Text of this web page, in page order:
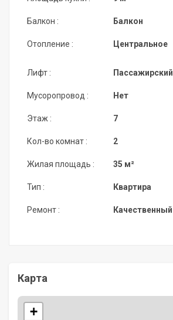
Балкон :
Отопление :
Балкон
Центральное
Лифт :
Мусоропровод :
Этаж :
Кол-во комнат :
Жилая площадь :
Тип :
Ремонт :
Пассажирский
Нет
7
2
35 м²
Квартира
Качественный
Карта
+